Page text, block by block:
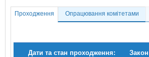
Проходження Опрацювання комітетами
Дати та стан проходження: